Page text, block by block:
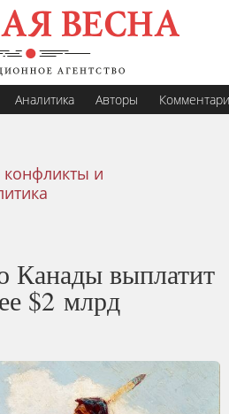
Аналитика Авторы
и
Канады выплатит
$2 млрд